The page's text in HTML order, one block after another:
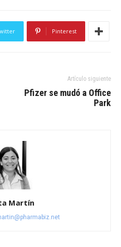
Pinterest
Artículo siguiente
Pfizer se mudó a Office
Park
Martín